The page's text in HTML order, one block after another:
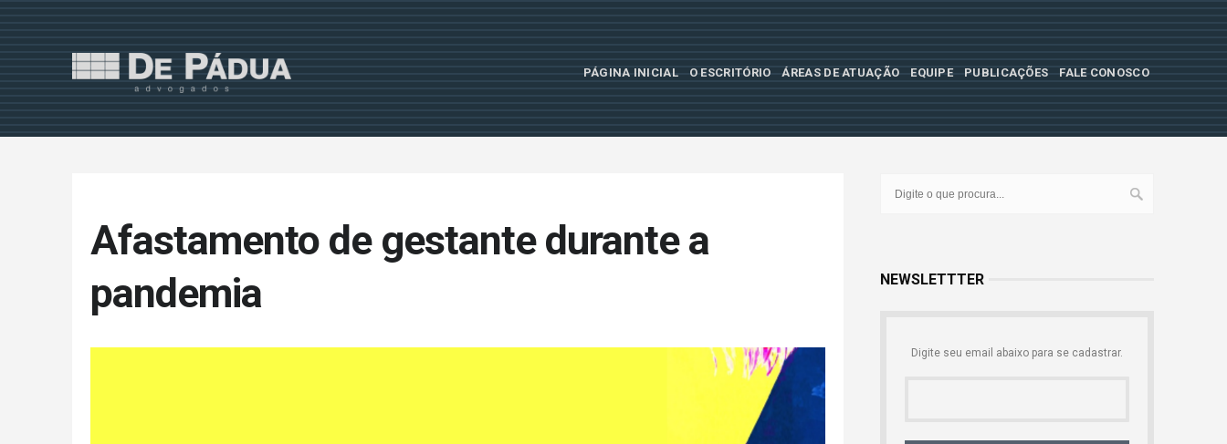
PÁGINA INICIAL O ESCRITÓRIO ÁREAS DE ATUAÇÃO EQUIPE PUBLICAÇÕES FALE CONOSCO
Afastamento de gestante durante a
pandemia
NEWSLETTTER
Digite seu email abaixo para se cadastrar.